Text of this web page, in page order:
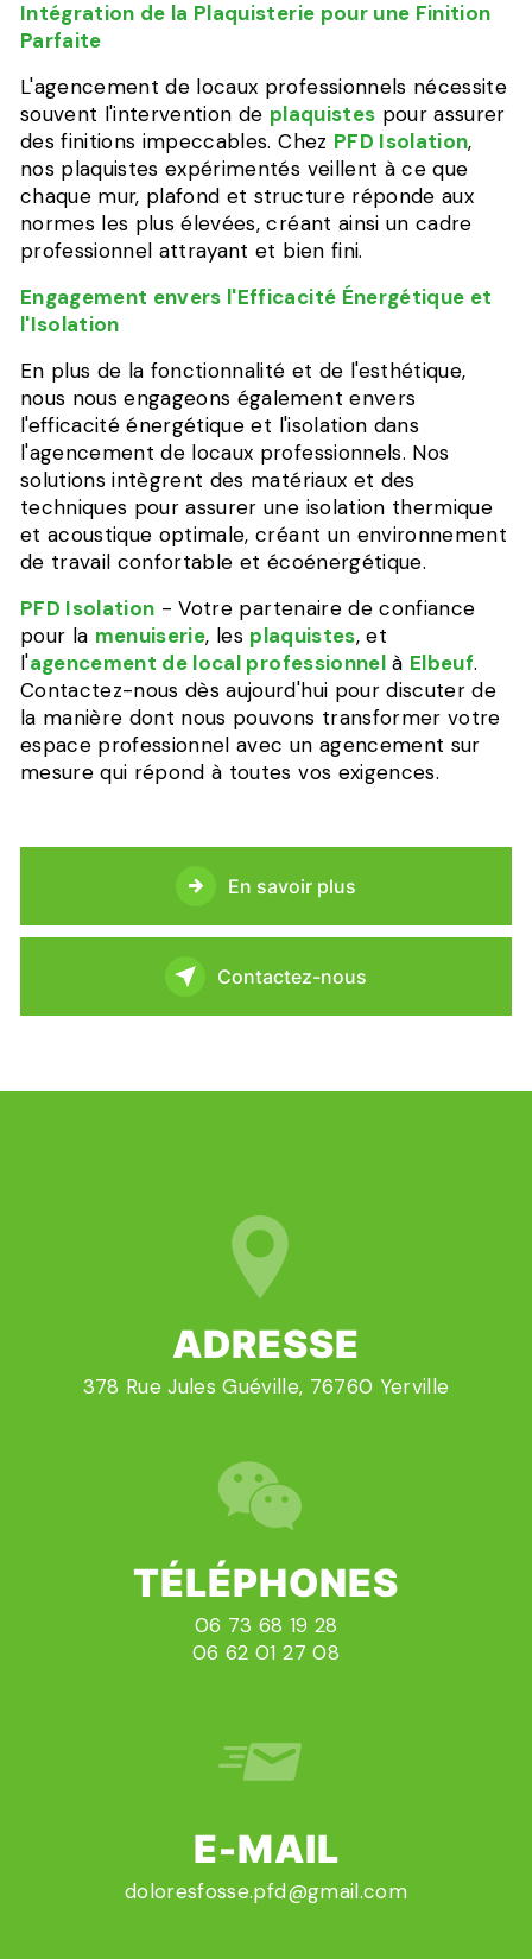
Intégration de la Plaquisterie pour une Finition
Parfaite
L'agencement de locaux professionnels nécessite
souvent l'intervention de plaquistes pour assurer
des finitions impeccables. Chez PFD Isolation,
nos plaquistes expérimentés veillent à ce que
chaque mur, plafond et structure réponde aux
normes les plus élevées, créant ainsi un cadre
professionnel attrayant et bien fini.
Engagement envers l'Efficacité Énergétique et
l'Isolation
En plus de la fonctionnalité et de l'esthétique,
nous nous engageons également envers
l'efficacité énergétique et l'isolation dans
l'agencement de locaux professionnels. Nos
solutions intègrent des matériaux et des
techniques pour assurer une isolation thermique
et acoustique optimale, créant un environnement
de travail confortable et écoénergétique.
PFD Isolation - Votre partenaire de confiance
pour la menuiserie, les plaquistes, et
l'agencement de local professionnelà Elbeuf.
Contactez-nous dès aujourd'hui pour discuter de
la manière dont nous pouvons transformer votre
espace professionnel avec un agencement sur
mesure qui répond à toutes vos exigences.
En savoir plus
Contactez-nous
ADRESSE
378 Rue Jules Guéville, 76760 Yerville
TÉLÉPHONES
06 73 68 19 28
06 62 01 27 08
E-MAIL
doloresfosse.pfd@gmail.com